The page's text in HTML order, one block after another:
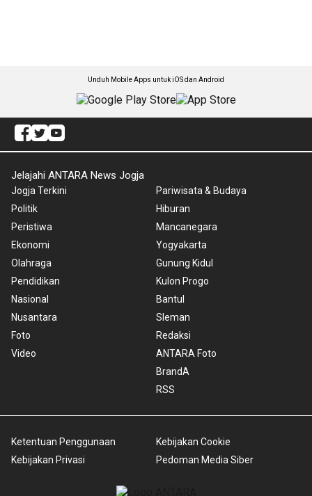
Unduh Mobile Apps untuk iOS dan Android
Jelajahi ANTARA News Jogja
Jogja Terkini
Politik
Peristiwa
Ekonomi
Olahraga
Pendidikan
Nasional
Nusantara
Foto
Video
Pariwisata & Budaya
Hiburan
Mancanegara
Yogyakarta
Gunung Kidul
Kulon Progo
Bantul
Sleman
Redaksi
ANTARA Foto
BrandA
RSS
Ketentuan Penggunaan
Kebijakan Privasi
Kebijakan Cookie
Pedoman Media Siber